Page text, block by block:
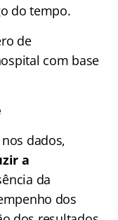
do tempo.
de
com base
dados,
a
da
dos